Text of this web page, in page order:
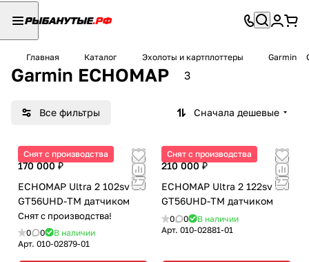
Главная Каталог Эхолоты и картплоттеры Garmin
Garmin ECHOMAP 3
Все фильтры Сначала дешевые
Снят с производства
170 000 ₽
ECHOMAP Ultra 2 102sv c
GT56UHD-TM датчиком
Снят с производства!
0 0
В наличии
Арт. 010-02879-01
Снят с производства
210 000 ₽
ECHOMAP Ultra 2 122sv c
GT56UHD-TM датчиком
0 0
В наличии
Арт. 010-02881-01